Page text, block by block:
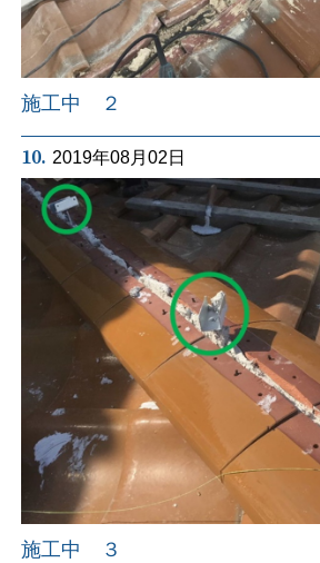
施工中 ２
10. 2019年08月02日
施工中 ３